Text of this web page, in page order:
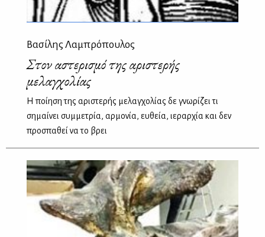
Βασίλης Λαμπρόπουλος
Στον αστερισμό της αριστερής
μελαγχολίας
Η ποίηση της αριστερής μελαγχολίας δε γνωρίζει τι
σημαίνει συμμετρία, αρμονία, ευθεία, ιεραρχία και δεν
προσπαθεί να το βρει